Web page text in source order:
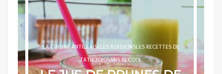
LA CUISINE ANTILLAISELES BOISSONSSANS ALCOOL
LE SMOOTHIE PAPAYE